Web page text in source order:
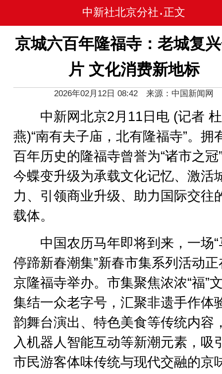
中新社北京分社 • 正文
京城六百年隆福寺：老城复
片 文化消费新地标
2026年02月12日 08:42 来源：中国新闻网
中新网北京2月11日电 (记者 杜
燕)“南有夫子庙，北有隆福寺”。拥
百年历史的隆福寺曾誉为“诸市之冠
今蝶变升级为承载文化记忆、激活
力、引领商业升级、助力国际交往
载体。
中国农历马年即将到来，一场“
停蹄新春潮集”新春市集系列活动
京隆福寺举办。市集聚焦浓浓“福”
集结一众老字号，汇聚非遗手作体
韵舞台演出、特色美食等传统内容
入机器人智能互动等新潮元素，吸
市民游客体味传统与现代交融的京